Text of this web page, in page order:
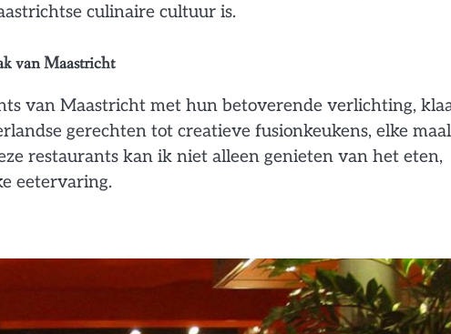
culinaire cultuur is.
van Maastricht
van Maastricht met hun betoverende verlichting,
gerechten tot creatieve fusionkeukens, elke
restaurants kan ik niet alleen genieten van het eten,
eetervaring.